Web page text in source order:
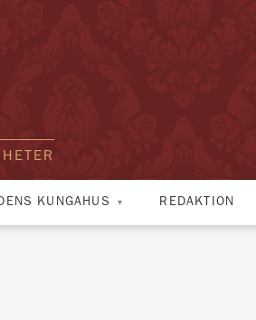
KUNGAHUS REDAKTION